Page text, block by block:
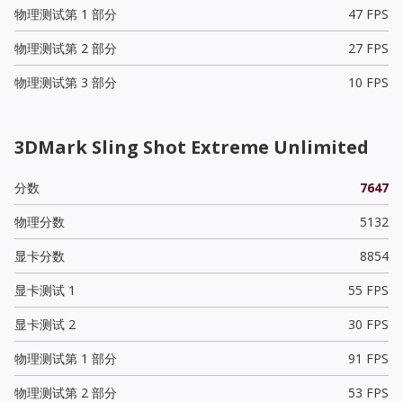
物理测试第 1 部分
47 FPS
物理测试第 2 部分
27 FPS
物理测试第 3 部分
10 FPS
3DMark Sling Shot Extreme Unlimited
分数
7647
物理分数
5132
显卡分数
8854
显卡测试 1
55 FPS
显卡测试 2
30 FPS
物理测试第 1 部分
91 FPS
物理测试第 2 部分
53 FPS